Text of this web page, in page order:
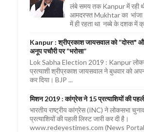
लंबे समय तक Kanpur में रही
आमदरफ्त Mukhtar का भांजा
में ही रहता था नब्बे के दशक में
Kanpur : श्रीप्रकाश जायसवाल को “दोस्त"
अनूप पचौरी पर “भरोसा”
Lok Sabha Election 2019 : Kanpur
प्रत्याशी श्रीप्रकाश जायसवाल ने बुधवार को
कर दिया। BJP ...
मिशन 2019 : कांग्रेस ने 15 प्रत्याशियों की
भारतीय राष्ट्रीय कांग्रेस (INC) ने लोकसभा
प्रत्याशियों की पहली लिस्ट जारी कर दी है।
www.redeyestimes.com (News